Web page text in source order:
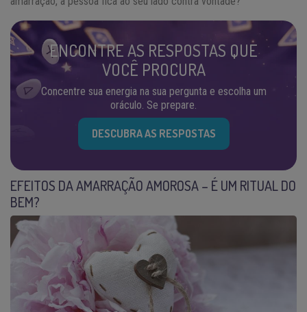
ENCONTRE AS RESPOSTAS QUE
VOCÊ PROCURA
Concentre sua energia na sua pergunta e escolha um
oráculo. Se prepare.
DESCUBRA AS RESPOSTAS
EFEITOS DA AMARRAÇÃO AMOROSA – É UM RITUAL DO
BEM?